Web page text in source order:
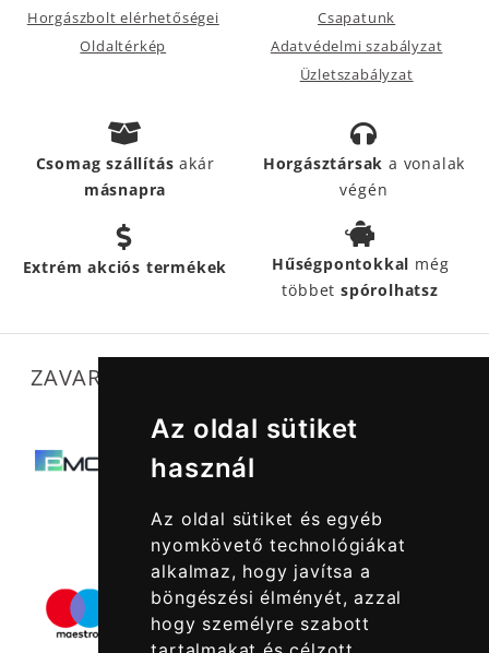
Az oldal sütiket
használ
Az oldal sütiket és egyéb
nyomkövető technológiákat
alkalmaz, hogy javítsa a
böngészési élményét, azzal
hogy személyre szabott
Horgászbolt elérhetőségei
Oldaltérkép
Csapatunk
Adatvédelmi szabályzat
Üzletszabályzat
Csomag szállításakár
másnapra
Horgásztársak a vonalak
végén
Extrém akciós termékek Hűségpontokkal még
többetspórolhatsz
ZAVARTALAN MŰKÖDÉSÜNKET SEGÍTIK